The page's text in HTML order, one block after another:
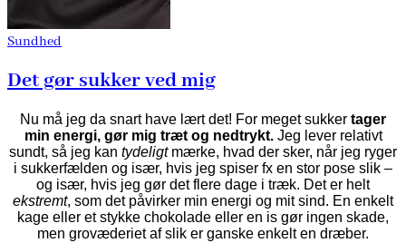
Sundhed
Det gør sukker ved mig
Nu må jeg da snart have lært det! For meget sukker tager
min energi, gør mig træt og nedtrykt.Jeg lever relativt
sundt, så jeg kan tydeligtmærke, hvad der sker, når jeg ryger
i sukkerfælden og især, hvis jeg spiser fx en stor pose slik –
og især, hvis jeg gør det flere dage i træk. Det er helt
ekstremt, som det påvirker min energi og mit sind. En enkelt
kage eller et stykke chokolade eller en is gør ingen skade,
men grovæderiet af slik er ganske enkelt en dræber.